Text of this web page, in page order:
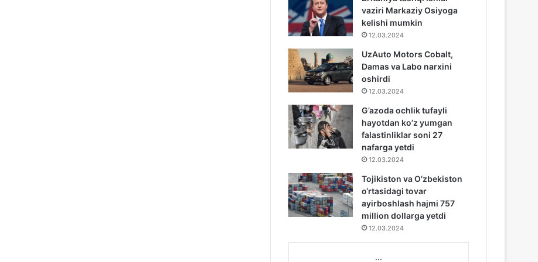
vaziri Markaziy Osiyoga
kelishi mumkin
12.03.2024
UzAuto Motors Cobalt,
Damas va Labo narxini
oshirdi
12.03.2024
G’azoda ochlik tufayli
hayotdan ko’z yumgan
falastinliklar soni 27
nafarga yetdi
12.03.2024
Tojikiston va O‘zbekiston
o‘rtasidagi tovar
ayirboshlash hajmi 757
million dollarga yetdi
12.03.2024
...